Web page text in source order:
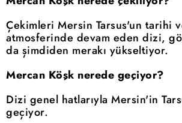
Çekimleri Mersin Tarsus'un tarihi
atmosferinde devam eden dizi,
da şimdiden merakı yükseltiyor.
Mercan Köşk nerede geçiyor?
Dizi genel hatlarıyla Mersin'in
geçiyor.